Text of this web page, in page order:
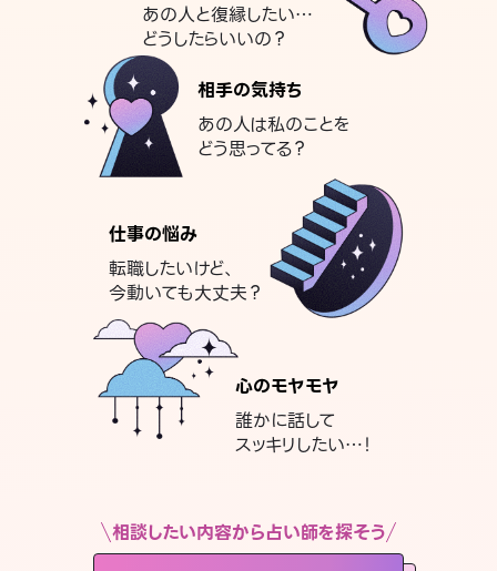
あの人と復縁したい…
どうしたらいいの？
相手の気持ち
あの人は私のことを
どう思ってる？
仕事の悩み
転職したいけど、
今動いても大丈夫？
心のモヤモヤ
誰かに話して
スッキリしたい…！
相談したい内容から占い師を探そう